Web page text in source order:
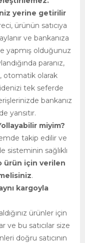
yerine getirilir
ürünün satıcıya
ve bankanıza
yapmış olduğunuz
paranız,
otomatik olarak
idenizi tek seferde
bankanız
yansıtır.
miyim?
takip edilir ve
sisteminin sağlıklı
ürün için verilen
.
kargoyla
ürünler için
ve bu satıcılar size
doğru satıcının